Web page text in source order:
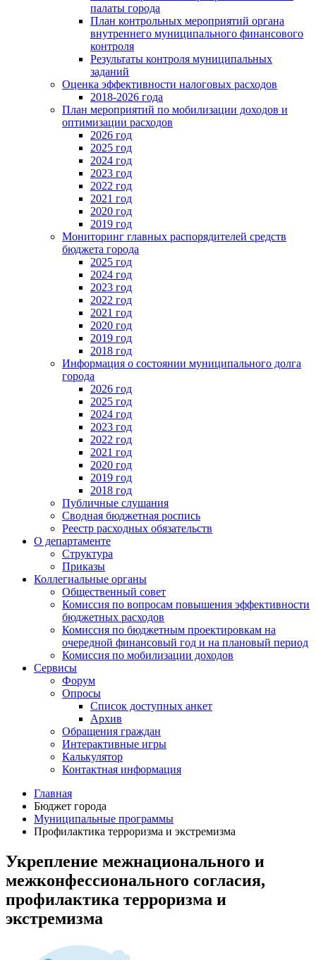
палаты города
План контрольных мероприятий органа
внутреннего муниципального финансового
контроля
Результаты контроля муниципальных
заданий
Оценка эффективности налоговых расходов
2018-2026 года
План мероприятий по мобилизации доходов и
оптимизации расходов
2026 год
2025 год
2024 год
2023 год
2022 год
2021 год
2020 год
2019 год
Мониторинг главных распорядителей средств
бюджета города
2025 год
2024 год
2023 год
2022 год
2021 год
2020 год
2019 год
2018 год
Информация о состоянии муниципального долга
города
2026 год
2025 год
2024 год
2023 год
2022 год
2021 год
2020 год
2019 год
2018 год
Публичные слушания
Сводная бюджетная роспись
Реестр расходных обязательств
О департаменте
Структура
Приказы
Коллегиальные органы
Общественный совет
Комиссия по вопросам повышения эффективности
бюджетных расходов
Комиссия по бюджетным проектировкам на
очередной финансовый год и на плановый период
Комиссия по мобилизации доходов
Сервисы
Форум
Опросы
Список доступных анкет
Архив
Обращения граждан
Интерактивные игры
Калькулятор
Контактная информация
Главная
Бюджет города
Муниципальные программы
Профилактика терроризма и экстремизма
Укрепление межнационального и
межконфессионального согласия,
профилактика терроризма и
экстремизма